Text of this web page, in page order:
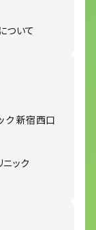
ついて
ク 新宿西口
ック